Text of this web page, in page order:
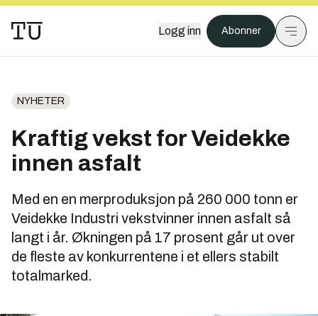
Logg inn Abonner
NYHETER
Kraftig vekst for Veidekke
innen asfalt
Med en en merproduksjon på 260 000 tonn er
Veidekke Industri vekstvinner innen asfalt så
langt i år. Økningen på 17 prosent går ut over
de fleste av konkurrentene i et ellers stabilt
totalmarked.